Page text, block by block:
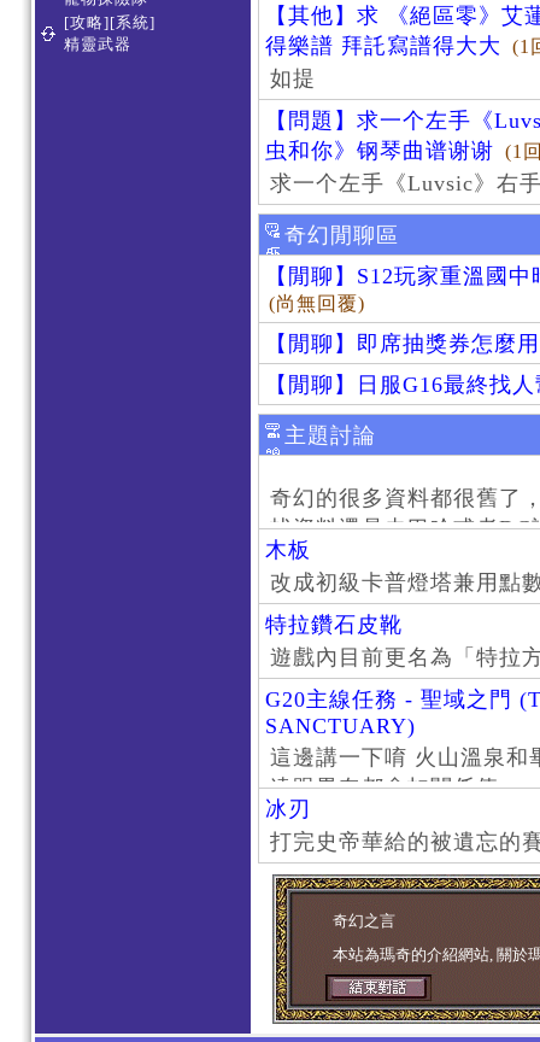
[攻略][系統]
精靈武器
【其他】求 《絕區零》艾
得樂譜 拜託寫譜得大大
(1
如提
【問題】求一个左手《
虫和你》钢琴曲谱谢谢 (1
求一个左手《Luvsic》右
奇幻閒聊區
【閒聊】S12玩家重溫國
(尚無回覆)
【閒聊】即席抽獎券怎麼
【閒聊】日服G16最終找
主題討論
奇幻的很多資料都很舊了
找資料還是去巴哈或者
了。
木板
改成初級卡普燈塔兼用點
特拉鑽石皮靴
遊戲內目前更名為「特拉
G20主線任務 - 聖域之門
SANCTUARY)
這邊講一下唷 火山溫泉
遠跟畢奈都會扣關係值
冰刃
打完史帝華給的被遺忘的
奇幻之言
本站為瑪奇的介紹網站, 關於